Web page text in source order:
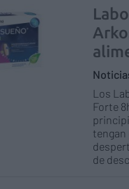
Los
Forte
tengan
de